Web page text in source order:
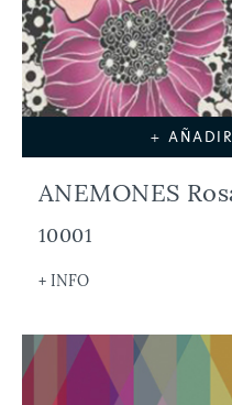
+
ANEMONES
10001
+ INFO